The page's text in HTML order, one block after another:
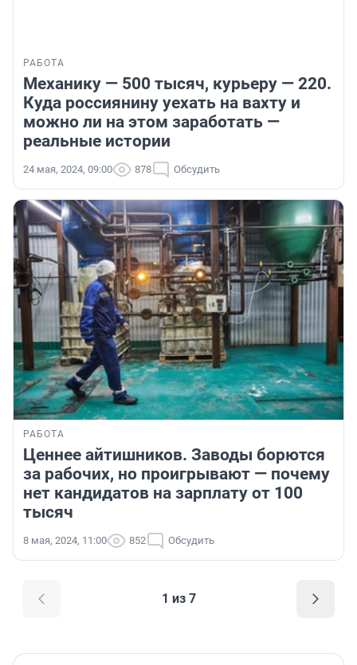
РАБОТА
Механику — 500 тысяч, курьеру — 220.
Куда россиянину уехать на вахту и
можно ли на этом заработать —
реальные истории
24 мая, 2024, 09:00 878 Обсудить
РАБОТА
Ценнее айтишников. Заводы борются
за рабочих, но проигрывают — почему
нет кандидатов на зарплату от 100
тысяч
8 мая, 2024, 11:00 852 Обсудить
1 из 7